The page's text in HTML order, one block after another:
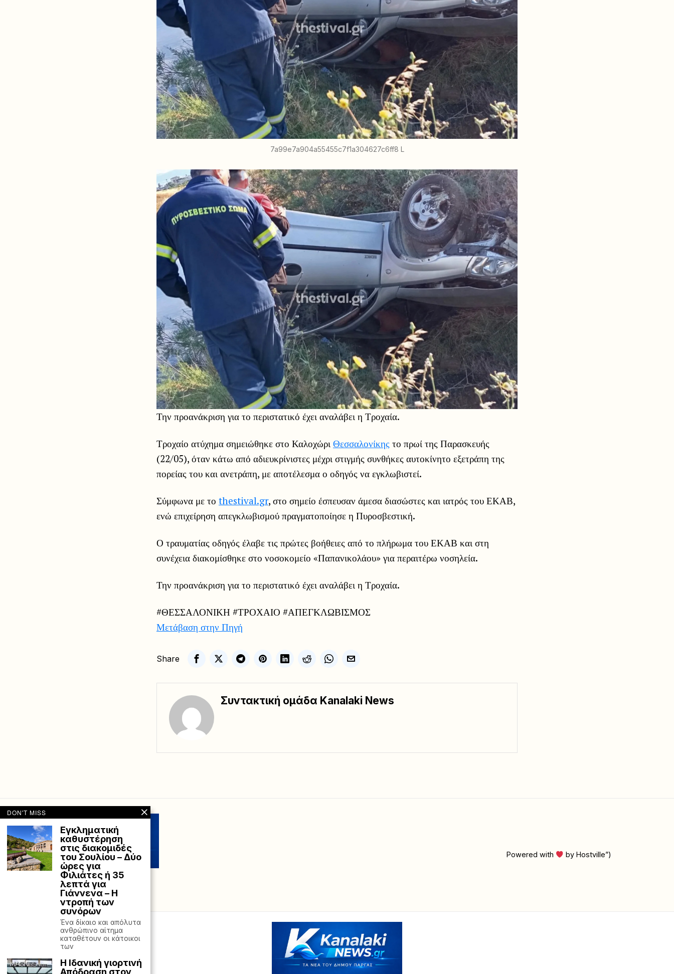
7a99e7a904a55455c7f1a304627c6ff8 L
Την προανάκριση για το περιστατικό έχει αναλάβει η Τροχαία.
Τροχαίο ατύχημα σημειώθηκε στο Καλοχώρι Θεσσαλονίκης το πρωί της Παρασκευής
(22/05), όταν κάτω από αδιευκρίνιστες μέχρι στιγμής συνθήκες αυτοκίνητο εξετράπη της
πορείας του και ανετράπη, με αποτέλεσμα ο οδηγός να εγκλωβιστεί.
Σύμφωνα με το thestival.gr, στο σημείο έσπευσαν άμεσα διασώστες και ιατρός του ΕΚΑΒ,
ενώ επιχείρηση απεγκλωβισμού πραγματοποίησε η Πυροσβεστική.
Ο τραυματίας οδηγός έλαβε τις πρώτες βοήθειες από το πλήρωμα του ΕΚΑΒ και στη
συνέχεια διακομίσθηκε στο νοσοκομείο «Παπανικολάου» για περαιτέρω νοσηλεία.
Την προανάκριση για το περιστατικό έχει αναλάβει η Τροχαία.
#ΘΕΣΣΑΛΟΝΙΚΗ #ΤΡΟΧΑΙΟ #ΑΠΕΓΚΛΩΒΙΣΜΟΣ
Μετάβαση στην Πηγή
Share
Συντακτική ομάδα Kanalaki News
Powered with by Hostville”)
DON'T MISS
Εγκληματική
καθυστέρηση
στις διακομιδές
του Σουλίου – Δύο
ώρες για
Φιλιάτες ή 35
λεπτά για
Γιάννενα – Η
ντροπή των
συνόρων
Ένα δίκαιο και απόλυτα
ανθρώπινο αίτημα
καταθέτουν οι κάτοικοι
των
Η Ιδανική γιορτινή
Απόδραση στον